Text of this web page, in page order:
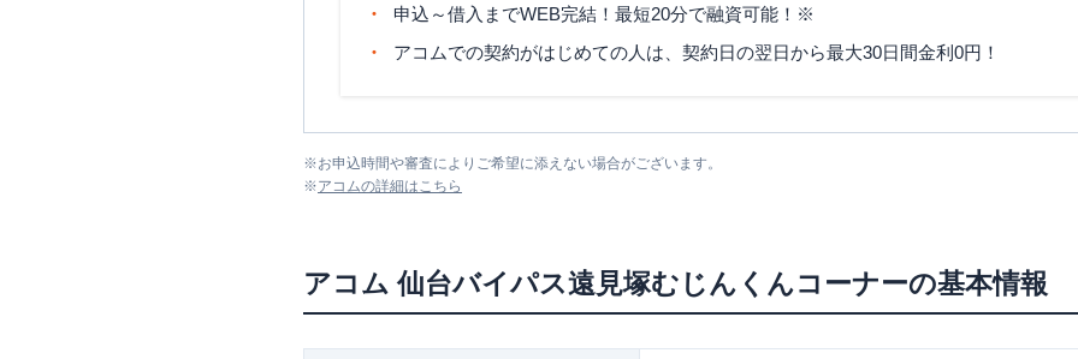
申込～借入までWEB完結！最短20分で融資可能！※
アコムでの契約がはじめての人は、契約日の翌日から最大30日間金利0円！
※お申込時間や審査によりご希望に添えない場合がございます。
※アコムの詳細はこちら
アコム 仙台バイパス遠見塚むじんくんコーナーの基本情報